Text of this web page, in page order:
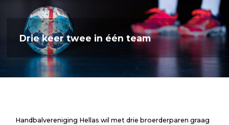
Drie keer twee in één team
Handbalvereniging Hellas wil met drie broerderparen graag